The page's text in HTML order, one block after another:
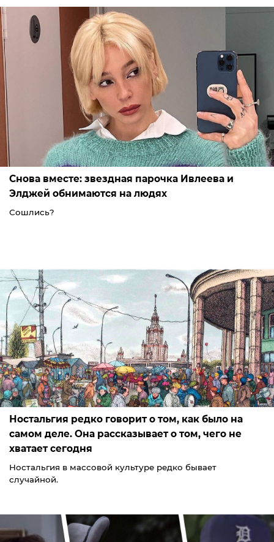
Снова вместе: звездная парочка Ивлеева и
Элджей обнимаются на людях
Сошлись?
Ностальгия редко говорит о том, как было на
самом деле. Она рассказывает о том, чего не
хватает сегодня
Ностальгия в массовой культуре редко бывает
случайной.